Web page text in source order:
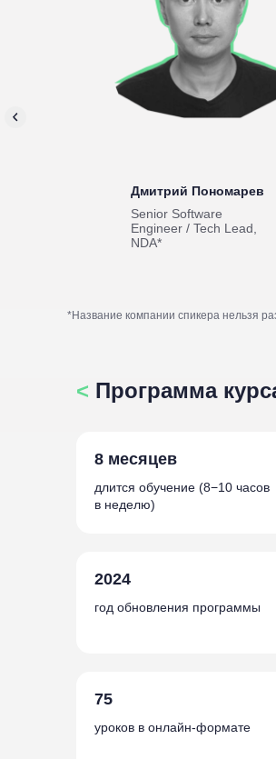
Дмитрий Пономарев
Senior Software
Engineer / Tech Lead,
NDA*
*Название компании спикера нельзя
< Программа
8 месяцев
длится обучение (8−10 часов
в неделю)
75
уроков в онлайн-формате
2024
год обновления программы